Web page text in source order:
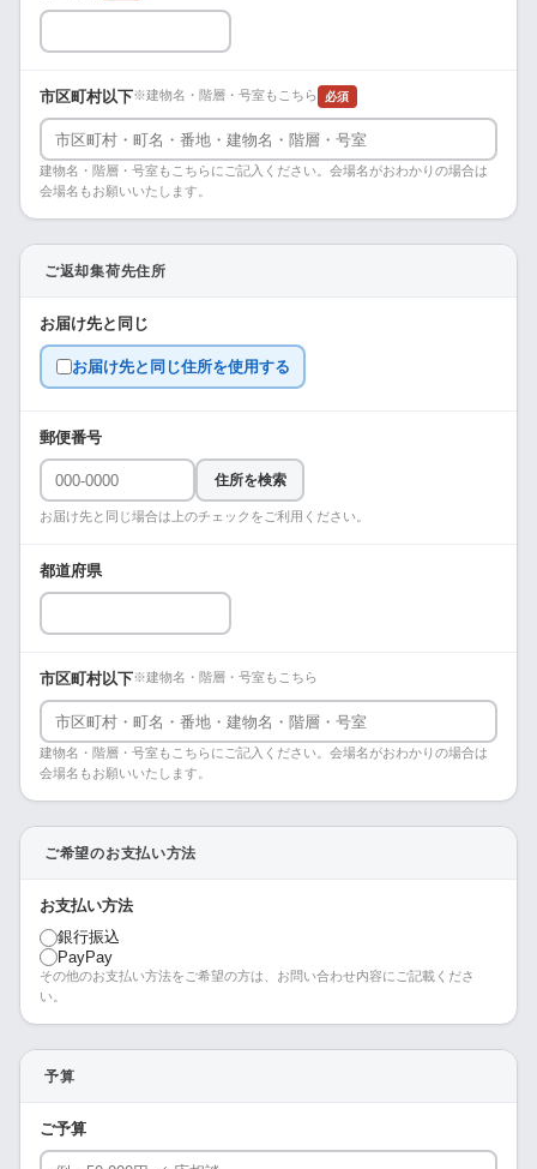
市区町村以下※建物名・階層・号室もこちら 必須
建物名・階層・号室もこちらにご記入ください。会場名がおわかりの場合は
会場名もお願いいたします。
ご返却集荷先住所
お届け先と同じ
お届け先と同じ住所を使用する
郵便番号
住所を検索
お届け先と同じ場合は上のチェックをご利用ください。
都道府県
市区町村以下※建物名・階層・号室もこちら
建物名・階層・号室もこちらにご記入ください。会場名がおわかりの場合は
会場名もお願いいたします。
ご希望のお支払い方法
お支払い方法
銀行振込
PayPay
その他のお支払い方法をご希望の方は、お問い合わせ内容にご記載くださ
い。
予算
ご予算